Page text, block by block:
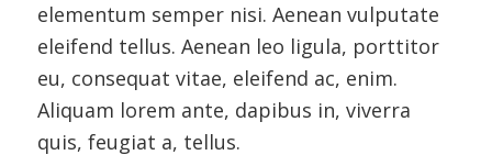
elementum semper nisi. Aenean vulputate
eleifend tellus. Aenean leo ligula, porttitor
eu, consequat vitae, eleifend ac, enim.
Aliquam lorem ante, dapibus in, viverra
quis, feugiat a, tellus.